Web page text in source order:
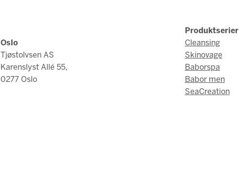
Oslo
Tjøstolvsen AS
Karenslyst Allé 55,
0277 Oslo
Produktserier
Cleansing
Skinovage
Baborspa
Babor men
SeaCreation